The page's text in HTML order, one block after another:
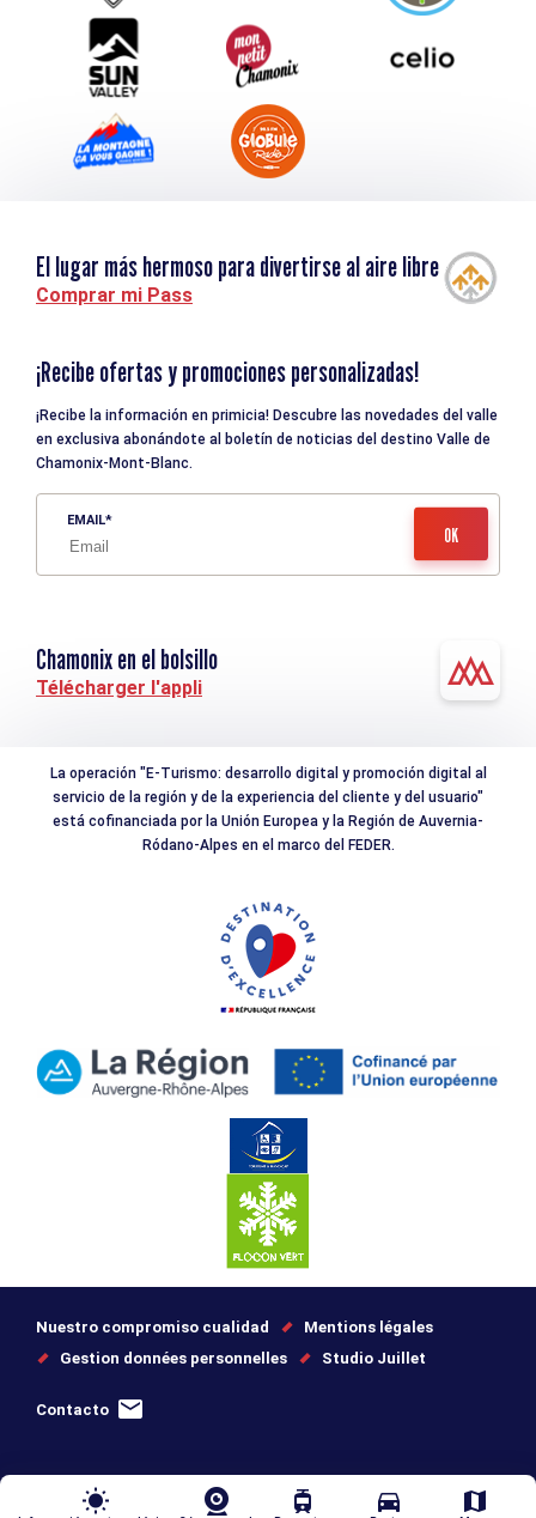
Turismo y discapacidad
El lugar más hermoso para divertirse al aire libre
Comprar mi Pass
¡Recibe ofertas y promociones personalizadas!
¡Recibe la información en primicia! Descubre las novedades del valle
en exclusiva abonándote al boletín de noticias del destino Valle de
Chamonix-Mont-Blanc.
EMAIL
Chamonix en el bolsillo
Télécharger l'appli
La operación "E-Turismo: desarrollo digital y promoción digital al
servicio de la región y de la experiencia del cliente y del usuario"
está cofinanciada por la Unión Europea y la Región de Auvernia-
Ródano-Alpes en el marco del FEDER.
Nuestro compromiso cualidad
Mentions légales
Gestion données personnelles
Studio Juillet
Contacto
wb_sunny tram directions_car map